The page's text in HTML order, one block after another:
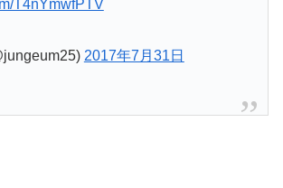
T4nYmwfPTV
2017年7月31日